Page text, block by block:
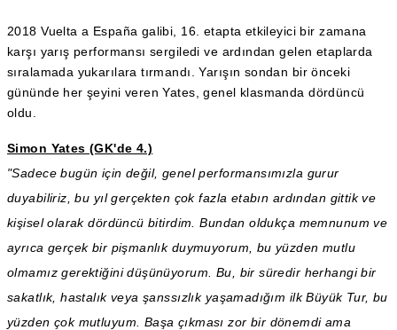
2018 Vuelta a España galibi, 16. etapta etkileyici bir zamana
karşı yarış performansı sergiledi ve ardından gelen etaplarda
sıralamada yukarılara tırmandı. Yarışın sondan bir önceki
gününde her şeyini veren Yates, genel klasmanda dördüncü
oldu.
Simon Yates (GK'de 4.)
"Sadece bugün için değil, genel performansımızla gurur
duyabiliriz, bu yıl gerçekten çok fazla etabın ardından gittik ve
kişisel olarak dördüncü bitirdim. Bundan oldukça memnunum ve
ayrıca gerçek bir pişmanlık duymuyorum, bu yüzden mutlu
olmamız gerektiğini düşünüyorum. Bu, bir süredir herhangi bir
sakatlık, hastalık veya şanssızlık yaşamadığım ilk Büyük Tur, bu
yüzden çok mutluyum. Başa çıkması zor bir dönemdi ama